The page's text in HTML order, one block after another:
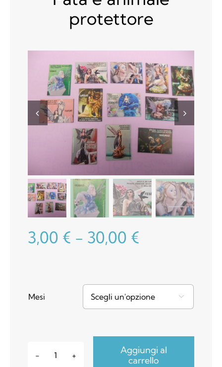
protettore
3,00 € - 30,00 €Fascia
da
a
30,00 €
Mesi 
Calamite
Aggiungi al
carrello